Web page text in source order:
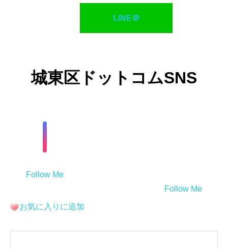
LINE＠
城東区ドットコムSNS
Follow Me
Follow Me
お気に入りに追加